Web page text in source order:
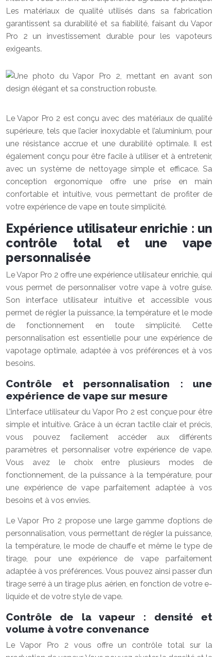
Les matériaux de qualité utilisés dans sa fabrication
garantissent sa durabilité et sa fiabilité, faisant du Vapor
Pro 2 un investissement durable pour les vapoteurs
exigeants.
Le Vapor Pro 2 est conçu avec des matériaux de qualité
supérieure, tels que l’acier inoxydable et l’aluminium, pour
une résistance accrue et une durabilité optimale. Il est
également conçu pour être facile à utiliser et à entretenir,
avec un système de nettoyage simple et efficace. Sa
conception ergonomique offre une prise en main
confortable et intuitive, vous permettant de profiter de
votre expérience de vape en toute simplicité.
Expérience utilisateur enrichie : un
contrôle total et une vape
personnalisée
Le Vapor Pro 2 offre une expérience utilisateur enrichie, qui
vous permet de personnaliser votre vape à votre guise.
Son interface utilisateur intuitive et accessible vous
permet de régler la puissance, la température et le mode
de fonctionnement en toute simplicité. Cette
personnalisation est essentielle pour une expérience de
vapotage optimale, adaptée à vos préférences et à vos
besoins.
Contrôle et personnalisation : une
expérience de vape sur mesure
L’interface utilisateur du Vapor Pro 2 est conçue pour être
simple et intuitive. Grâce à un écran tactile clair et précis,
vous pouvez facilement accéder aux différents
paramètres et personnaliser votre expérience de vape.
Vous avez le choix entre plusieurs modes de
fonctionnement, de la puissance à la température, pour
une expérience de vape parfaitement adaptée à vos
besoins et à vos envies.
Le Vapor Pro 2 propose une large gamme d’options de
personnalisation, vous permettant de régler la puissance,
la température, le mode de chauffe et même le type de
tirage, pour une expérience de vape parfaitement
adaptée à vos préférences. Vous pouvez ainsi passer d’un
tirage serré à un tirage plus aérien, en fonction de votre e-
liquide et de votre style de vape.
Contrôle de la vapeur : densité et
volume à votre convenance
Le Vapor Pro 2 vous offre un contrôle total sur la